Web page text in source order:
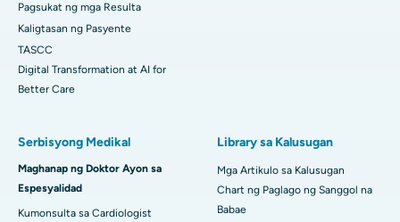
Pagsukat ng mga Resulta
Kaligtasan ng Pasyente
TASCC
Digital Transformation at AI for
Better Care
Serbisyong Medikal
Maghanap ng Doktor Ayon sa
Espesyalidad
Kumonsulta sa Cardiologist
Library sa Kalusugan
Mga Artikulo sa Kalusugan
Chart ng Paglago ng Sanggol na
Babae